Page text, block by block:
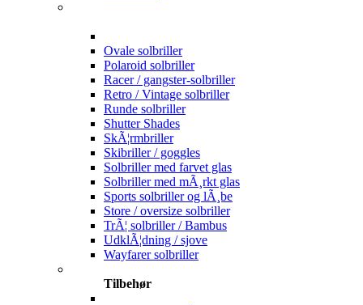
Ovale solbriller
Polaroid solbriller
Racer / gangster-solbriller
Retro / Vintage solbriller
Runde solbriller
Shutter Shades
SkÃ¦rmbriller
Skibriller / goggles
Solbriller med farvet glas
Solbriller med mÃ¸rkt glas
Sports solbriller og lÃ¸be
Store / oversize solbriller
TrÃ¦ solbriller / Bambus
UdklÃ¦dning / sjove
Wayfarer solbriller
Tilbehør